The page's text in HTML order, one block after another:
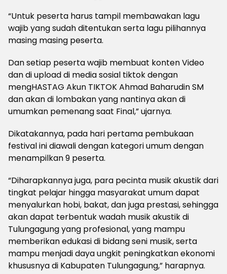
“Untuk peserta harus tampil membawakan lagu
wajib yang sudah ditentukan serta lagu pilihannya
masing masing peserta.
Dan setiap peserta wajib membuat konten Video
dan di upload di media sosial tiktok dengan
mengHASTAG Akun TIKTOK Ahmad Baharudin SM
dan akan di lombakan yang nantinya akan di
umumkan pemenang saat Final,” ujarnya.
Dikatakannya, pada hari pertama pembukaan
festival ini diawali dengan kategori umum dengan
menampilkan 9 peserta.
“Diharapkannya juga, para pecinta musik akustik dari
tingkat pelajar hingga masyarakat umum dapat
menyalurkan hobi, bakat, dan juga prestasi, sehingga
akan dapat terbentuk wadah musik akustik di
Tulungagung yang profesional, yang mampu
memberikan edukasi di bidang seni musik, serta
mampu menjadi daya ungkit peningkatkan ekonomi
khususnya di Kabupaten Tulungagung,” harapnya.